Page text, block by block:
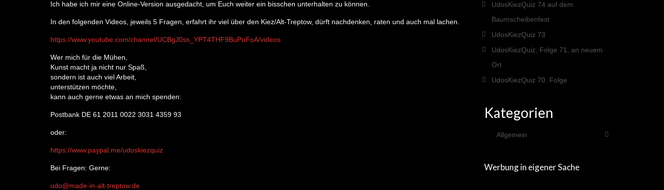
Ich habe ich mir eine Online-Version ausgedacht, um Euch weiter ein bisschen unterhalten zu können.
In den folgenden Videos, jeweils 5 Fragen, erfahrt ihr viel über den Kiez/Alt-Treptow, dürft nachdenken, raten und auch mal lachen.
https://www.youtube.com/channel/UCBgJ0ss_YPT4THF9BuPuFoA/videos
Wer mich für die Mühen,
Kunst macht ja nicht nur Spaß,
sondern ist auch viel Arbeit,
unterstützen möchte,
kann auch gerne etwas an mich spenden:
Postbank DE 61 2011 0022 3031 4359 93
oder:
https://www.paypal.me/udoskiezquiz​
Bei Fragen: Gerne:
udo@made-in-alt-treptow.de
UdosKiezQuiz 74 auf dem
Baumscheibenfest
UdosKiezQuiz 73
UdosKiezQuiz, Folge 71, an neuem
Ort
UdosKiezQuiz 70. Folge
Kategorien
Allgemein
Werbung in eigener Sache